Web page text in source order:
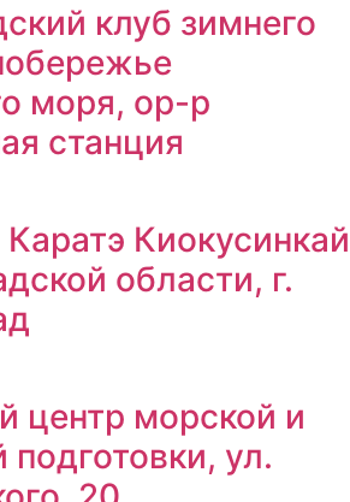
клуб зимнего
моря, ор-р
станция
Киокусинкай
области, г.
центр морской и
подготовки, ул.